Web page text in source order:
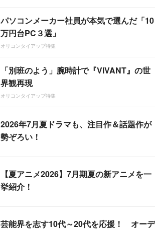
パソコンメーカー社員が本気で選んだ「10
万円台PC３選」
オリコンタイアップ特集
「別班のよう」腕時計で『VIVANT』の世
界観再現
オリコンタイアップ特集
2026年7月夏ドラマも、注目作＆話題作が
勢ぞろい！
【夏アニメ2026】7月期夏の新アニメを一
挙紹介！
芸能界を志す10代～20代を応援！ オーデ